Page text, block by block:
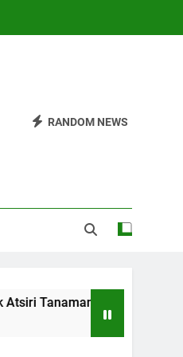
RANDOM NEWS
dari Bahan hingga